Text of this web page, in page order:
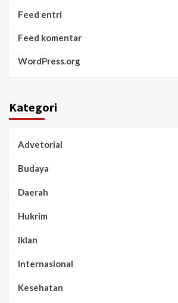
Feed entri
Feed komentar
WordPress.org
Kategori
Advetorial
Budaya
Daerah
Hukrim
Iklan
Internasional
Kesehatan